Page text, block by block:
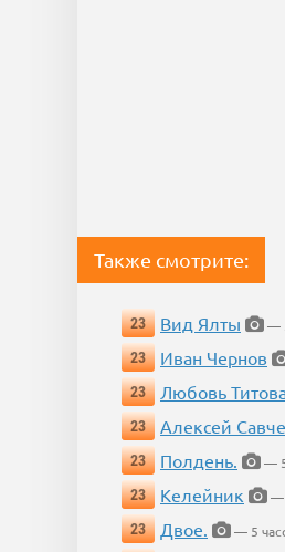
Также смотрите:
23 Вид Ялты
—
23
Иван Чернов
23 Любовь
23 Алексей
23 Полдень.
—
23
Келейник
—
23
Двое.
— 5